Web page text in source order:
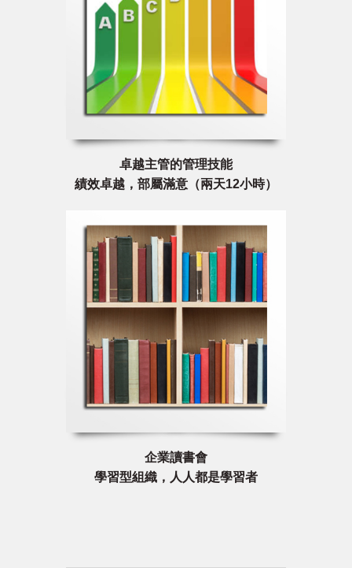
卓越主管的管理技能
績效卓越，部屬滿意（兩天12小時）
企業讀書會
學習型組織，人人都是學習者